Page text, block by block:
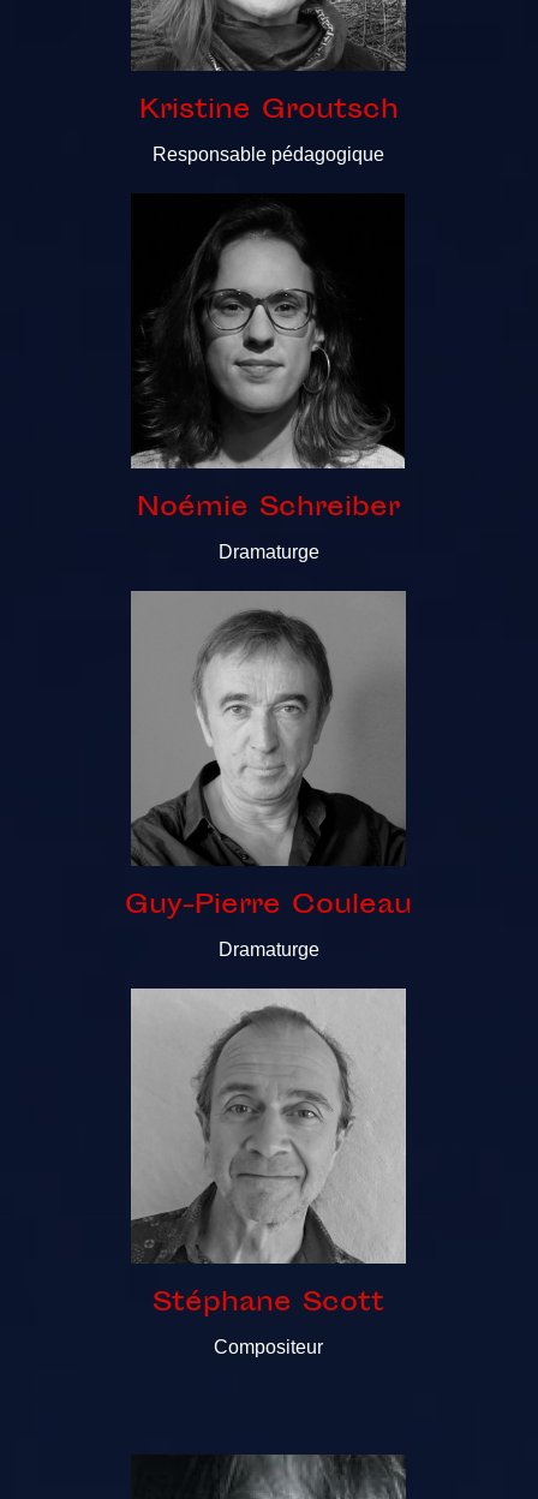
Kristine Groutsch
Responsable pédagogique
Noémie Schreiber
Dramaturge
Guy-Pierre Couleau
Dramaturge
Stéphane Scott
Compositeur